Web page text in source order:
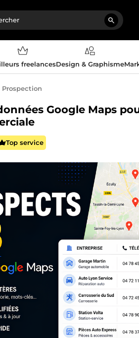
freelancesDesign & Graphisme
Prospection
Google Maps
Top service